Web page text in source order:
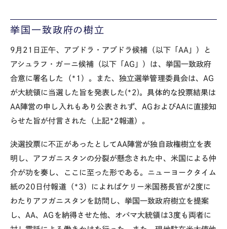
挙国一致政府の樹立
9月21日正午、アブドラ・アブドラ候補（以下「AA」）と
アシュラフ・ガーニ候補（以下「AG」）は、挙国一致政府
合意に署名した（*1）。また、独立選挙管理委員会は、AG
が大統領に当選した旨を発表した(*2)。具体的な投票結果は
AA陣営の申し入れもあり公表されず、AGおよびAAに直接知
らせた旨が付言された（上記*2報道）。
決選投票に不正があったとしてAA陣営が独自政権樹立を表
明し、アフガニスタンの分裂が懸念された中、米国による仲
介が功を奏し、ここに至った形である。ニューヨークタイム
紙の20日付報道（*3）によればケリー米国務長官が2度に
わたりアフガニスタンを訪問し、挙国一致政府樹立を提案
し、AA、AGを納得させた他、オバマ大統領は3度も両者に